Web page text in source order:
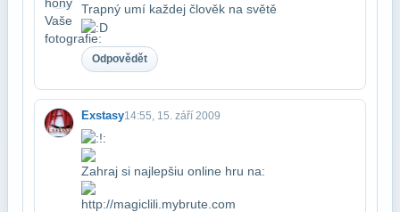
Trapný umí každej člověk na světě
Odpovědět
Exstasy14:55, 15. září 2009
Zahraj si najlepšiu online hru na:
http://magiclili.mybrute.com